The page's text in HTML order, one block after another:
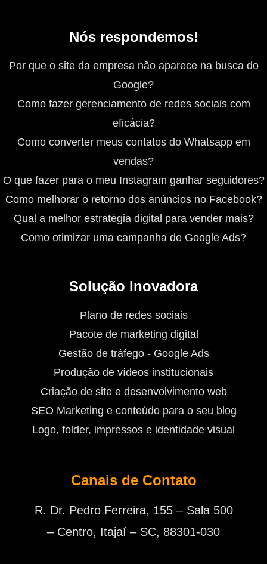
Nós respondemos!
Por que o site da empresa não aparece na busca do
Google?
Como fazer gerenciamento de redes sociais com
eficácia?
Como converter meus contatos do Whatsapp em
vendas?
O que fazer para o meu Instagram ganhar seguidores?
Como melhorar o retorno dos anúncios no Facebook?
Qual a melhor estratégia digital para vender mais?
Como otimizar uma campanha de Google Ads?
Solução Inovadora
Plano de redes sociais
Pacote de marketing digital
Gestão de tráfego - Google Ads
Produção de vídeos institucionais
Criação de site e desenvolvimento web
SEO Marketing e conteúdo para o seu blog
Logo, folder, impressos e identidade visual
Canais de Contato
R. Dr. Pedro Ferreira, 155 – Sala 500
– Centro, Itajaí – SC, 88301-030